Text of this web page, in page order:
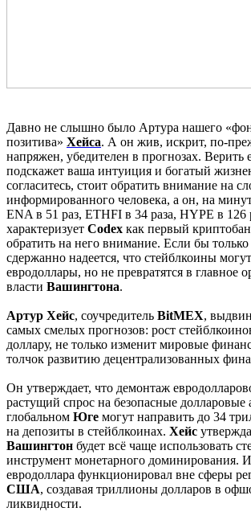
Давно не слышно было Артура нашего
позитива» Хейса. А он жив, искрит, по-
напряжен, убедителен в прогнозах. Верить
подскажет ваша интуиция и богатый
согласитесь, стоит обратить внимание на
информированного человека, а он, на
ENA в 51 раз, ETHFI в 34 раза, HYPE в 126
характеризует Codex как первый
обратить на него внимание. Если бы только
сдержанно надеется, что стейблкоины
евродоллары, но не превратятся в главное
власти Вашингтона.
Артур Хейс, соучредитель BitMEX,
самых смелых прогнозов: рост
доллару, не только изменит мировые
толчок развитию децентрализованных
Он утверждает, что демонтаж
растущий спрос на безопасные долларовые
глобальном Юге могут направить до 34
на депозиты в стейблкоинах. Хейс
Вашингтон будет всё чаще использовать
инструмент монетарного доминирования.
евродоллара функционировал вне сферы
США, создавая триллионы долларов в
ликвидности.